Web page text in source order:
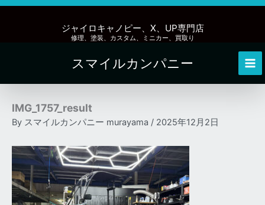
内
ッ
ジャイロキャノピー、X、UP専門店
修理、塗装、カスタム、ミニカー、買取り
スマイルカンパニー
IMG_1757_result
By スマイルカンパニー murayama / 2025年12月2日